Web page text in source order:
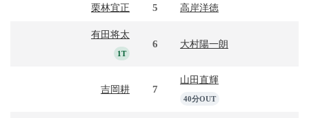
栗林宜正 5 高岸洋徳
有田将太
1T
6 大村陽一朗
吉岡耕 7
山田直輝
40分OUT